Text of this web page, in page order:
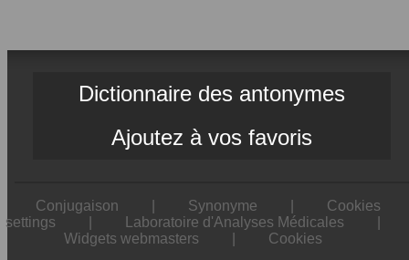
Dictionnaire des antonymes
Ajoutez à vos favoris
Conjugaison Synonyme
Cookies
settings
Laboratoire d'Analyses Médicales
Widgets webmasters
Cookies